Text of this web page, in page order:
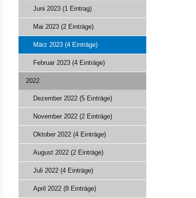
Juni 2023 (1 Eintrag)
Mai 2023 (2 Einträge)
März 2023 (4 Einträge)
Februar 2023 (4 Einträge)
2022
Dezember 2022 (5 Einträge)
November 2022 (2 Einträge)
Oktober 2022 (4 Einträge)
August 2022 (2 Einträge)
Juli 2022 (4 Einträge)
April 2022 (8 Einträge)